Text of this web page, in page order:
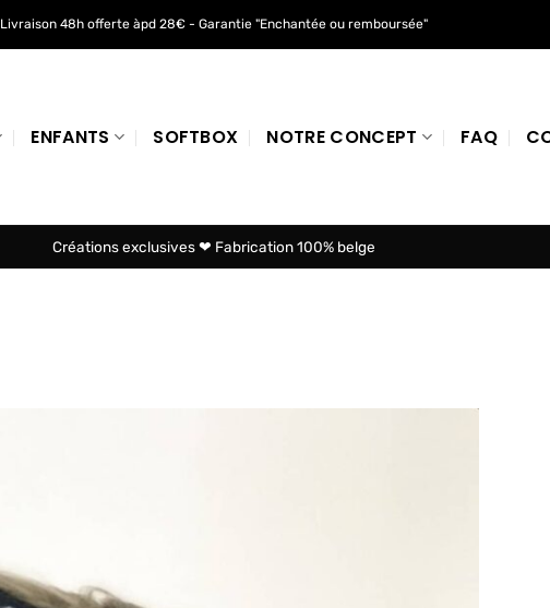
Livraison 48h offerte àpd 28€ - Garantie "Enchantée ou remboursée"
ENFANTS SOFTBOX NOTRE CONCEPT FAQ
Créations exclusives ❤ Fabrication 100% belge